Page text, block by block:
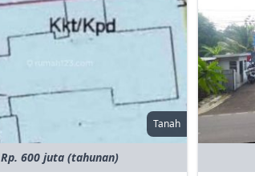
Tanah
Rp. 600 juta (tahunan)